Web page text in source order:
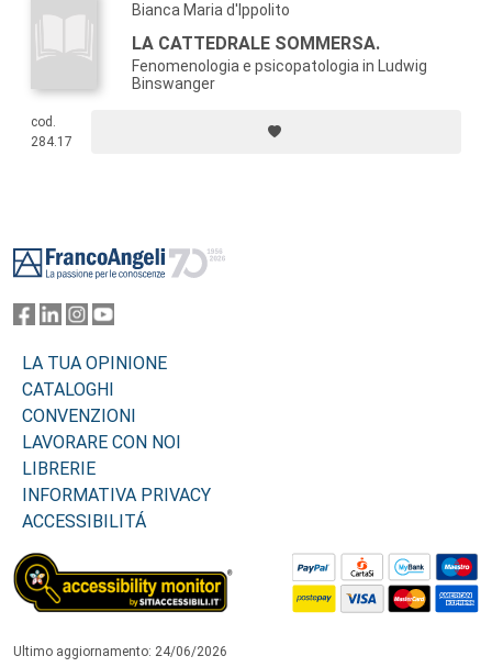
Bianca Maria d'Ippolito
LA CATTEDRALE SOMMERSA.
Fenomenologia e psicopatologia in Ludwig
Binswanger
cod.
284.17
LA TUA OPINIONE
CATALOGHI
CONVENZIONI
LAVORARE CON NOI
LIBRERIE
INFORMATIVA PRIVACY
ACCESSIBILITÁ
Ultimo aggiornamento: 24/06/2026